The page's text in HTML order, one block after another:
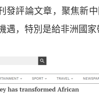
評論文章，聚焦新中
，特別是給非洲國家